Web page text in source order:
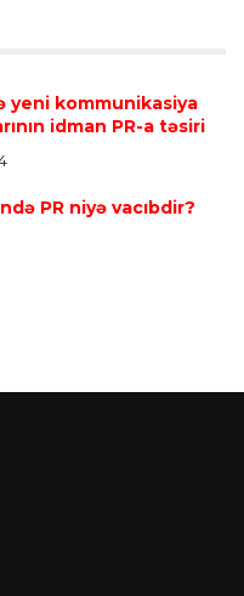
yeni kommunikasiya
idman PR-a təsiri
PR niyə vacıbdir?